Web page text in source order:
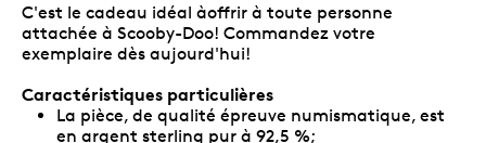
C'est le cadeau idéal àoffrir à toute personne
attachée à Scooby-Doo! Commandez votre
exemplaire dès aujourd'hui!
Caractéristiques particulières
La pièce, de qualité épreuve numismatique, est
en argent sterling pur à 92,5 %;